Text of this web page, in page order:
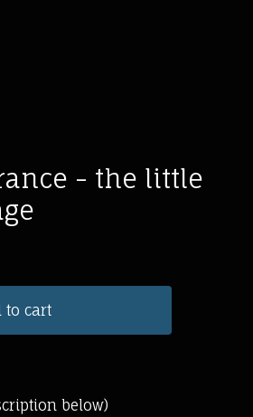
- the little
to cart
below)